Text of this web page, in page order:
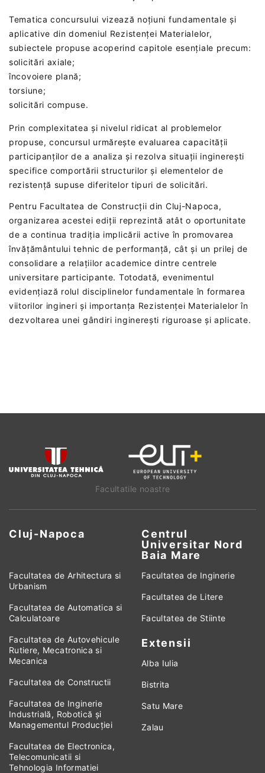
Tematica concursului vizează noțiuni fundamentale și
aplicative din domeniul Rezistenței Materialelor,
subiectele propuse acoperind capitole esențiale precum:
solicitări axiale;
încovoiere plană;
torsiune;
solicitări compuse.
Prin complexitatea și nivelul ridicat al problemelor
propuse, concursul urmărește evaluarea capacității
participanților de a analiza și rezolva situații inginerești
specifice comportării structurilor și elementelor de
rezistență supuse diferitelor tipuri de solicitări.
Pentru Facultatea de Construcții din Cluj-Napoca,
organizarea acestei ediții reprezintă atât o oportunitate
de a continua tradiția implicării active în promovarea
învățământului tehnic de performanță, cât și un prilej de
consolidare a relațiilor academice dintre centrele
universitare participante. Totodată, evenimentul
evidențiază rolul disciplinelor fundamentale în formarea
viitorilor ingineri și importanța Rezistenței Materialelor în
dezvoltarea unei gândiri inginerești riguroase și aplicate.
Facultatile noastre
Cluj-Napoca
Centrul
Universitar Nord
Baia Mare
Facultatea de Arhitectura si
Urbanism
Facultatea de Automatica si
Calculatoare
Facultatea de Autovehicule
Rutiere, Mecatronica si
Mecanica
Facultatea de Constructii
Facultatea de Inginerie
Industrială, Robotică și
Managementul Producției
Facultatea de Electronica,
Telecomunicatii si
Tehnologia Informatiei
Facultatea de Inginerie
Facultatea de Litere
Facultatea de Stiinte
Extensii
Alba Iulia
Bistrita
Satu Mare
Zalau